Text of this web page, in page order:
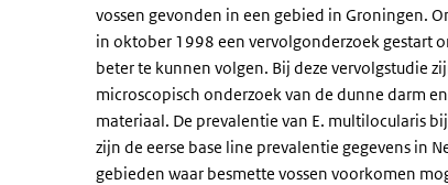
vossen gevonden in een gebied in Groningen.
in oktober 1998 een vervolgonderzoek gestart
beter te kunnen volgen. Bij deze vervolgstudie
microscopisch onderzoek van de dunne darm
materiaal. De prevalentie van E. multilocularis
zijn de eerse base line prevalentie gegevens in
gebieden waar besmette vossen voorkomen